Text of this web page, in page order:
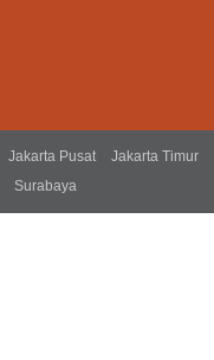
Jakarta Pusat
Jakarta Timur
Surabaya